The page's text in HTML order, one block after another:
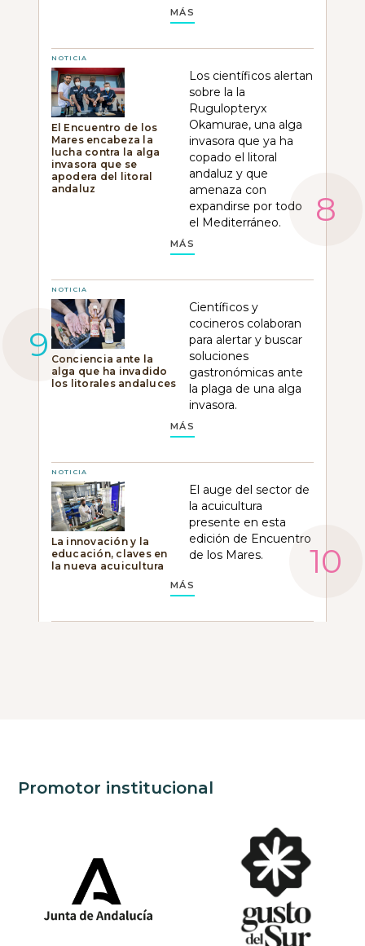
MÁS
NOTICIA
El Encuentro de los
Mares encabeza la
lucha contra la alga
invasora que se
apodera del litoral
andaluz
Los científicos alertan
sobre la la
Rugulopteryx
Okamurae, una alga
invasora que ya ha
copado el litoral
andaluz y que
amenaza con
expandirse por todo
el Mediterráneo.
MÁS
NOTICIA
Conciencia ante la
alga que ha invadido
los litorales andaluces
Científicos y
cocineros colaboran
para alertar y buscar
soluciones
gastronómicas ante
la plaga de una alga
invasora.
MÁS
NOTICIA
La innovación y la
educación, claves en
la nueva acuicultura
El auge del sector de
la acuicultura
presente en esta
edición de Encuentro
de los Mares.
MÁS
Promotor institucional